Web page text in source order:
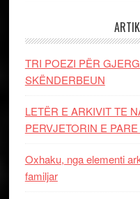
TRI POEZI PËR
SKËNDERBEUN
LETËR E ARKIVIT TE
PERVJETORIN E
Oxhaku, nga elementi
familjar